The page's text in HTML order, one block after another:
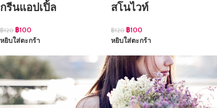
กรีนแอปเปิ้ล
฿120 ฿100
หยิบใส่ตะกร้า
สโนไวท์
฿120 ฿100
หยิบใส่ตะกร้า